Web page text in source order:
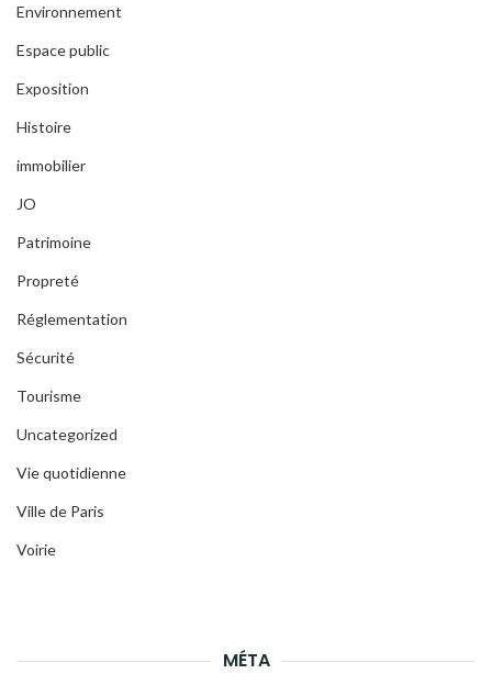
Environnement
Espace public
Exposition
Histoire
immobilier
JO
Patrimoine
Propreté
Réglementation
Sécurité
Tourisme
Uncategorized
Vie quotidienne
Ville de Paris
Voirie
MÉTA